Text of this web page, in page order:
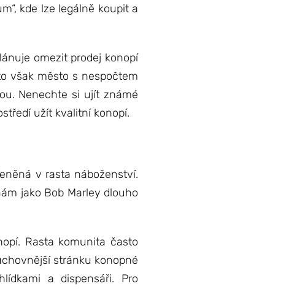
kde lze legálně koupit a
omezit prodej konopí
však město s nespočtem
Nenechte si ujít známé
užít kvalitní konopí.
v rasta náboženství.
jako Bob Marley dlouho
Rasta komunita často
stránku konopné
a dispensáři. Pro